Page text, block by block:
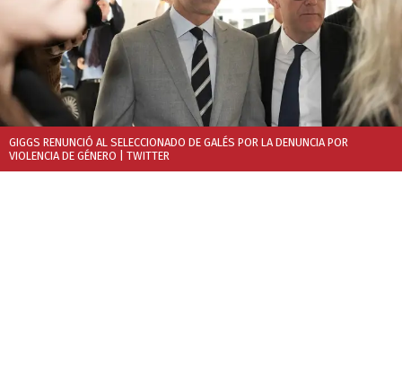
GIGGS RENUNCIÓ AL SELECCIONADO DE GALÉS POR LA DENUNCIA POR
VIOLENCIA DE GÉNERO | TWITTER